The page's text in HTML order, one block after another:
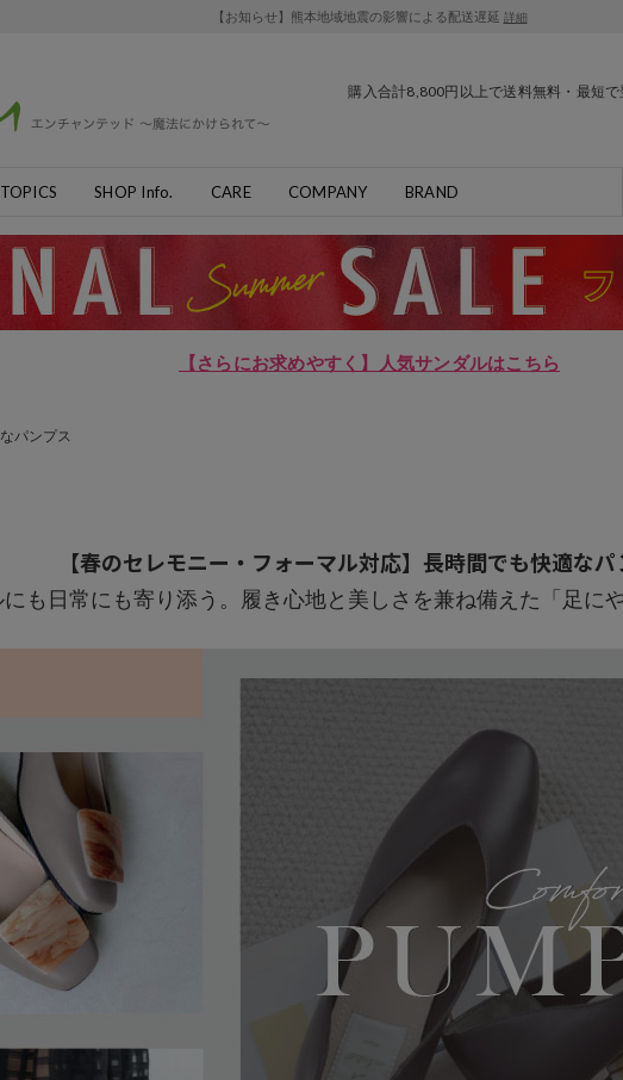
【お知らせ】熊本地域地震の影響による配送遅延 詳細
購入合計8,800円以上で送料無料・最短で
TOPICS SHOP Info. CARE COMPANY BRAND
【さらにお求めやすく】人気サンダルはこちら
パンプス
【春のセレモニー・フォーマル対応】長時間でも快適なパ
も日常にも寄り添う。履き心地と美しさを兼ね備えた「足に